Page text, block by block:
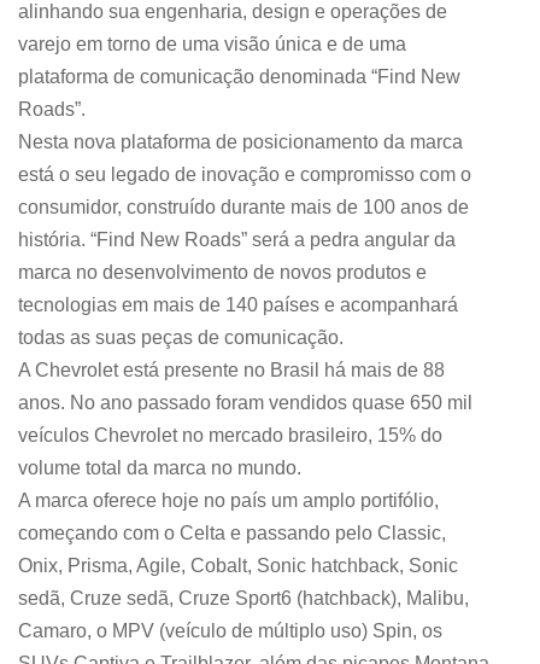
alinhando sua engenharia, design e operações de
varejo em torno de uma visão única e de uma
plataforma de comunicação denominada “Find New
Roads”.
Nesta nova plataforma de posicionamento da marca
está o seu legado de inovação e compromisso com o
consumidor, construído durante mais de 100 anos de
história. “Find New Roads” será a pedra angular da
marca no desenvolvimento de novos produtos e
tecnologias em mais de 140 países e acompanhará
todas as suas peças de comunicação.
A Chevrolet está presente no Brasil há mais de 88
anos. No ano passado foram vendidos quase 650 mil
veículos Chevrolet no mercado brasileiro, 15% do
volume total da marca no mundo.
A marca oferece hoje no país um amplo portifólio,
começando com o Celta e passando pelo Classic,
Onix, Prisma, Agile, Cobalt, Sonic hatchback, Sonic
sedã, Cruze sedã, Cruze Sport6 (hatchback), Malibu,
Camaro, o MPV (veículo de múltiplo uso) Spin, os